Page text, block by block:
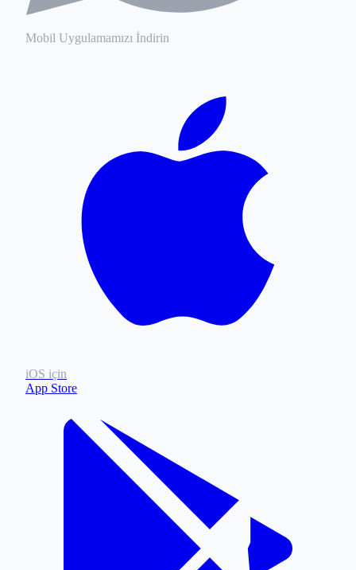
Mobil Uygulamamızı İndirin
iOS için
App Store